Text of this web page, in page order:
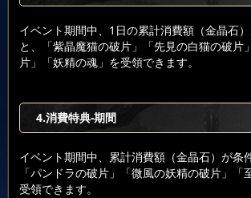
イベント期間中、1日の累計消費額（金晶石
と、「紫晶魔猫の破片」「先見の白猫の破片
片」「妖精の魂」を受領できます。
4.消費特典-期間
イベント期間中、累計消費額（金晶石）が条
「パンドラの破片」「微風の妖精の破片」「
受領できます。